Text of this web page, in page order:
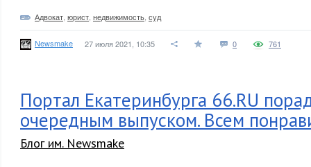
Адвокат юрист недвижимость суд
Newsmake 27 июля 2021, 10:35 0 761
Портал Екатеринбурга 66.RU
очередным выпуском. Всем
Блог им. Newsmake